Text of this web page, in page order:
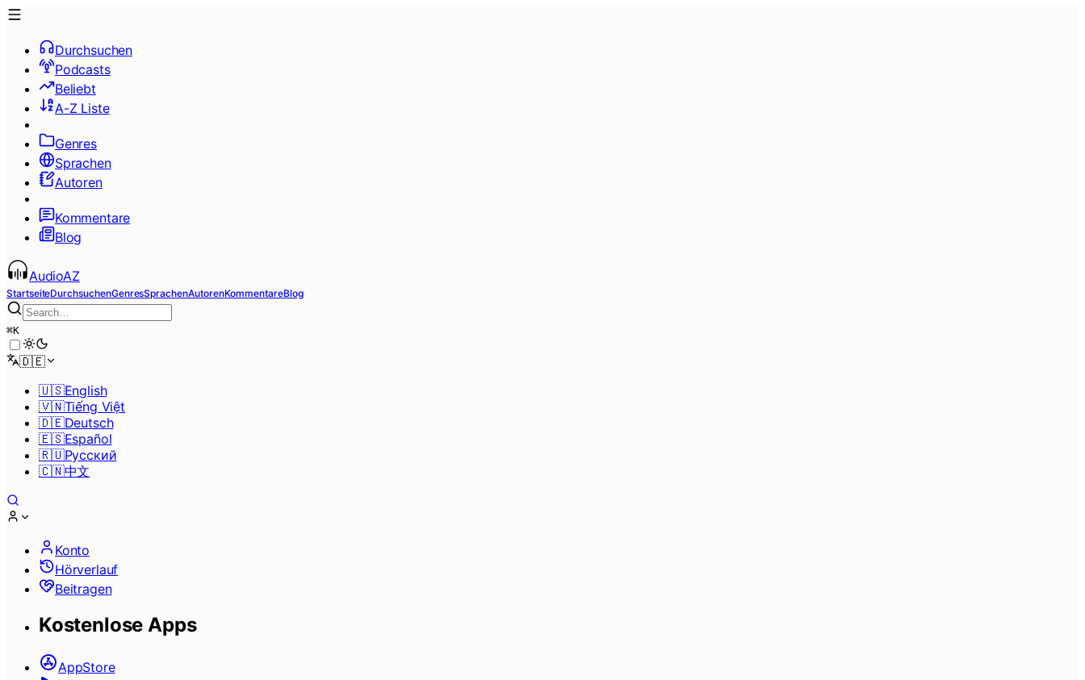
Durchsuchen
Podcasts
Beliebt
A-Z Liste
Genres
Sprachen
Autoren
Kommentare
Blog
AudioAZ
StartseiteDurchsuchenGenresSprachenAutorenKommentareBlog
⌘K
🇩🇪
🇺🇸English
🇻🇳Tiếng Việt
🇩🇪Deutsch
🇪🇸Español
🇷🇺Pусский
🇨🇳中文
Konto
Hörverlauf
Beitragen
Kostenlose Apps
AppStore